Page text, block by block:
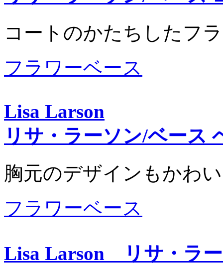
コートのかたちしたフ
フラワーベース
Lisa Larson
リサ・ラーソン/ベース
胸元のデザインもかわ
フラワーベース
Lisa Larson リサ・ラ